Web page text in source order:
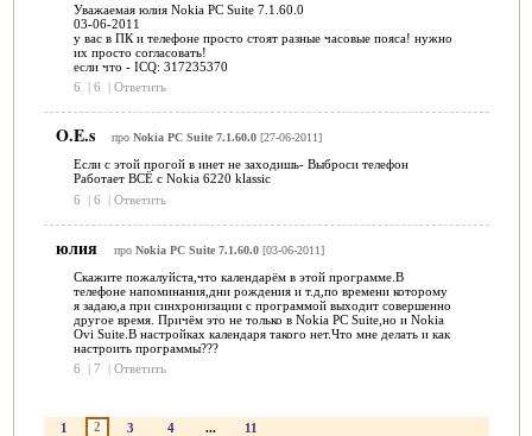
Уважаемая юлия Nokia PC Suite 7.1.60.0
03-06-2011
у вас в ПК и телефоне просто стоят разные часовые пояса! нужно
их просто согласовать!
если что - ICQ: 317235370
6
| 6 | Ответить
O.E.s про Nokia PC Suite 7.1.60.0[27-06-2011]
Если с этой прогой в инет не заходишь- Выброси телефон
Работает ВСЁ с Nokia 6220 klassic
6
| 6 | Ответить
юлия про Nokia PC Suite 7.1.60.0[03-06-2011]
Скажите пожалуйста,что календарём в этой программе.В
телефоне напоминания,дни рождения и т.д,по времени которому
я задаю,а при синхронизации с программой выходит совершенно
другое время. Причём это не только в Nokia PC Suite,но и Nokia
Ovi Suite.В настройках календаря такого нет.Что мне делать и как
настроить программы???
6
| 7 | Ответить
1 2 3 4 ... 11